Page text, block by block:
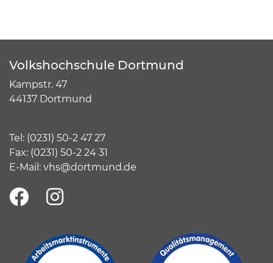
Volkshochschule Dortmund
Kampstr. 47
44137 Dortmund
Tel: (0231) 50-2 47 27
Fax: (0231) 50-2 24 31
E-Mail: vhs@dortmund.de